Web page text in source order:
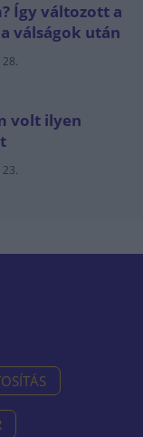
Így változott a
válságok után
volt ilyen